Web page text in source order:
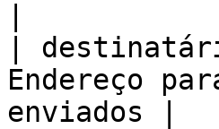
|
Endereço
enviados |